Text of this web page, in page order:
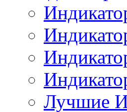
Лучшие